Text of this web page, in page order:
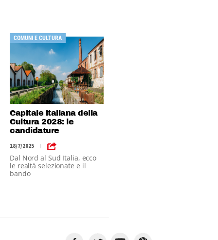
COMUNI E CULTURA
Capitale italiana della
Cultura 2028: le
candidature
18/7/2025 |
Dal Nord al Sud Italia, ecco
le realtà selezionate e il
bando